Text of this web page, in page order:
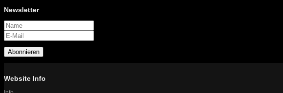
Newsletter
Abonnieren
Website Info